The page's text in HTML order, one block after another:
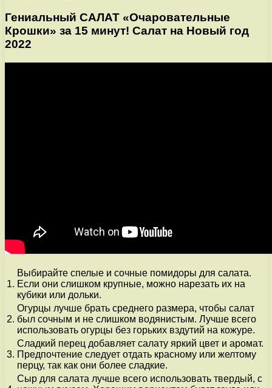
Гениальный САЛАТ «Очаровательные
Крошки» за 15 минут! Салат на Новый год
2022
1.
Выбирайте спелые и сочные помидоры для салата.
Если они слишком крупные, можно нарезать их на
кубики или дольки.
2.
Огурцы лучше брать среднего размера, чтобы салат
был сочным и не слишком водянистым. Лучше всего
использовать огурцы без горьких вздутий на кожуре.
3.
Сладкий перец добавляет салату яркий цвет и аромат.
Предпочтение следует отдать красному или желтому
перцу, так как они более сладкие.
Сыр для салата лучше всего использовать твердый, с